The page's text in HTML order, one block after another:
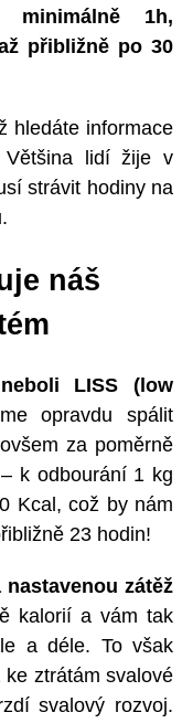
minimálně 1h,
přibližně po 30
hledáte informace
Většina lidí žije v
strávit hodiny na
náš
neboli LISS (low
opravdu spálit
za poměrně
k odbourání 1 kg
Kcal, což by nám
23 hodin!
zátěž
kalorií a vám tak
a déle. To však
ztrátám svalové
svalový rozvoj.